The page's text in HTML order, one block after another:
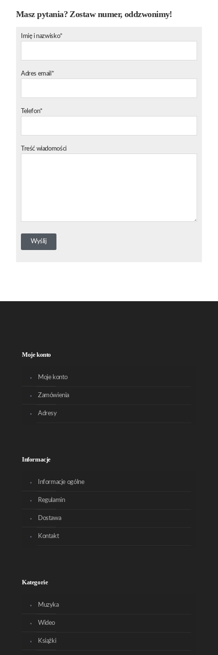
Masz pytania? Zostaw numer, oddzwonimy!
Imię i nazwisko*
Adres email*
Telefon*
Treść wiadomości
Moje konto
Moje konto
Zamówienia
Adresy
Informacje
Informacje ogólne
Regulamin
Dostawa
Kontakt
Kategorie
Muzyka
Wideo
Książki